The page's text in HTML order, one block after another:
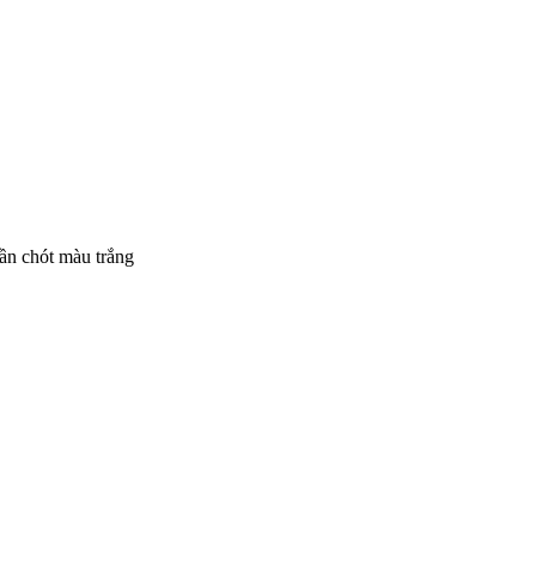
chót màu trắng